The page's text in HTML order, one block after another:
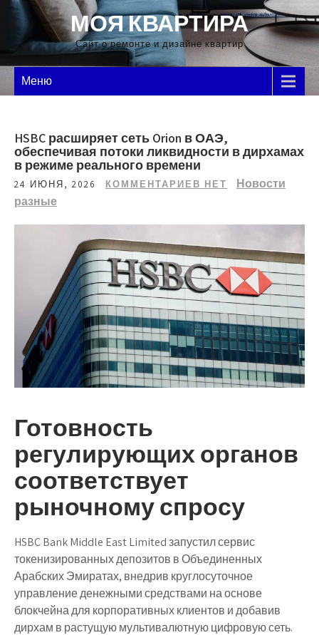
Перейти
содержимому
МОЯ КВАРТИРА
Сайт о ремонте и дизайне квартир
Меню
HSBC расширяет сеть Orion в ОАЭ,
обеспечивая потоки ликвидности в дирхамах
в режиме реального времени
24 ИЮНЯ, 2026 КОММЕНТАРИЕВ НЕТ
Новости
разные
Готовность
регулирующих органов
соответствует
рыночному спросу
HSBC Bank Middle East Limited запустил сервис
токенизированных депозитов в Объединенных
Арабских Эмиратах, внедрив круглосуточное
управление денежными средствами на основе
блокчейна для корпоративных клиентов и добавив
дирхам в растущую мультивалютную цифровую сеть.